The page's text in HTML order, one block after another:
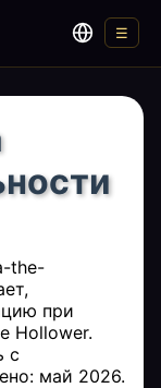
Язык ☰
the-
при
Hollower.
с
май 2026.